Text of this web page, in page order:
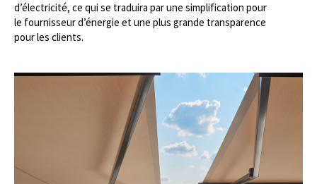
d’électricité, ce qui se traduira par une simplification pour
le fournisseur d’énergie et une plus grande transparence
pour les clients.